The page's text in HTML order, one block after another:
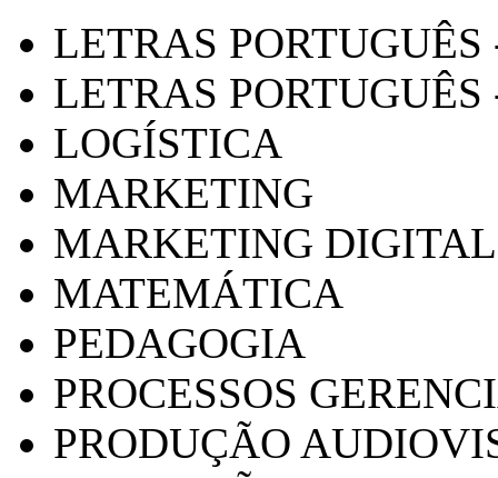
LETRAS
LETRAS PORTUGUÊS
LOGÍSTICA
MARKETING
MARKETING DIGITAL
MATEMÁTICA
PEDAGOGIA
PROCESSOS
PRODUÇÃO